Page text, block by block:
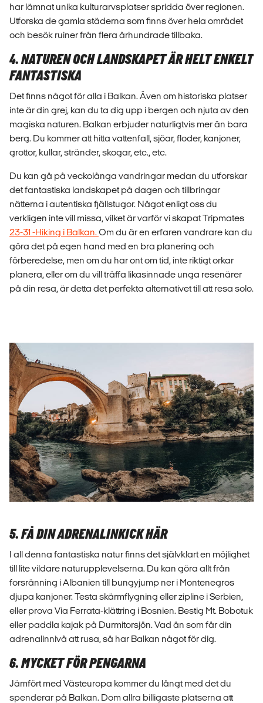
har lämnat unika kulturarvsplatser spridda över regionen.
Utforska de gamla städerna som finns över hela området
och besök ruiner från flera århundrade tillbaka.
4. NATUREN OCH LANDSKAPET ÄR HELT ENKELT
FANTASTISKA
Det finns något för alla i Balkan. Även om historiska platser
inte är din grej, kan du ta dig upp i bergen och njuta av den
magiska naturen. Balkan erbjuder naturligtvis mer än bara
berg. Du kommer att hitta vattenfall, sjöar, floder, kanjoner,
grottor, kullar, stränder, skogar, etc., etc.
Du kan gå på veckolånga vandringar medan du utforskar
det fantastiska landskapet på dagen och tillbringar
nätterna i autentiska fjällstugor. Något enligt oss du
verkligen inte vill missa, vilket är varför vi skapat Tripmates
23-31 -Hiking i Balkan.Om du är en erfaren vandrare kan du
göra det på egen hand med en bra planering och
förberedelse, men om du har ont om tid, inte riktigt orkar
planera, eller om du vill träffa likasinnade unga resenärer
på din resa, är detta det perfekta alternativet till att resa solo.
5. FÅ DIN ADRENALINKICK HÄR
I all denna fantastiska natur finns det självklart en möjlighet
till lite vildare naturupplevelserna. Du kan göra allt från
forsränning i Albanien till bungyjump ner i Montenegros
djupa kanjoner. Testa skärmflygning eller zipline i Serbien,
eller prova Via Ferrata-klättring i Bosnien. Bestig Mt. Bobotuk
eller paddla kajak på Durmitorsjön. Vad än som får din
adrenalinnivå att rusa, så har Balkan något för dig.
6. MYCKET FÖR PENGARNA
Jämfört med Västeuropa kommer du långt med det du
spenderar på Balkan. Dom allra billigaste platserna att